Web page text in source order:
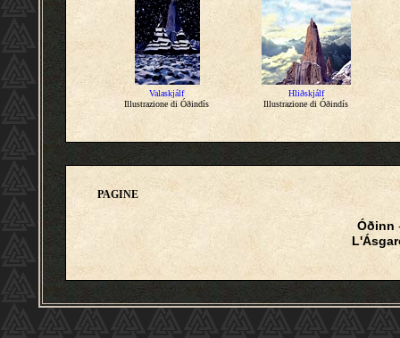
Valaskjálf
Illustrazione di Óðindís
Hliðskjálf
Illustrazione di Óðindís
PAGINE
Óðinn